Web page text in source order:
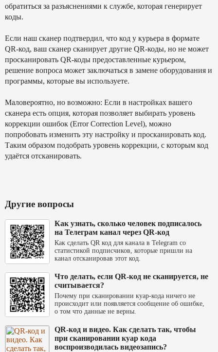
обратиться за разъяснениями к службе, которая генерирует
коды.
Если наш сканер подтвердил, что код у курьера в формате
QR-код, ваш сканер сканирует другие QR-коды, но не может
просканировать QR-коды предоставленные курьером,
решение вопроса может заключаться в замене оборудования и
программы, которые вы используете.
Маловероятно, но возможно: Если в настройках вашего
сканера есть опция, которая позволяет выбирать уровень
коррекции ошибок (Error Correction Level), можно
попробовать изменить эту настройку и просканировать код.
Таким образом подобрать уровень коррекции, с которым код
удаётся отсканировать.
Другие вопросы
Как узнать, сколько человек подписалось
на Телеграм канал через QR-код
Как сделать QR код для канала в Telegram со
статистикой подписчиков, которые пришли на
канал отсканировав этот код.
Что делать, если QR-код не сканируется, не
считывается?
Почему при сканировании куар-кода ничего не
происходит или появляется сообщение об ошибке,
о том что данные не верны.
QR-код и видео. Как сделать так, чтобы
при сканировании куар кода
воспроизводилась видеозапись?